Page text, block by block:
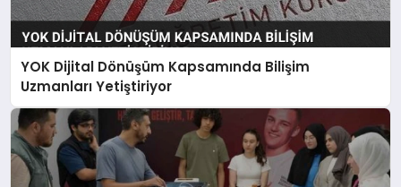
YOK Dijital Dönüşüm Kapsamında Bilişim
Uzmanları Yetiştiriyor